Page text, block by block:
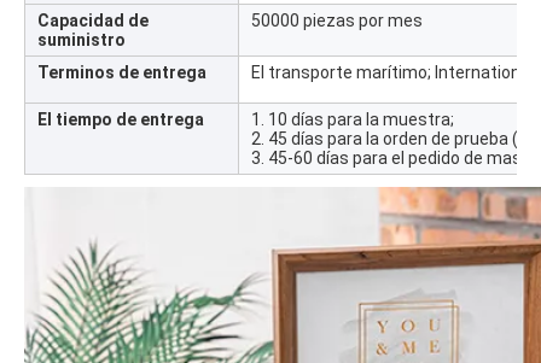
Capacidad de
suministro
50000 piezas por mes
Terminos de entrega El transporte marítimo; International
El tiempo de entrega
1. 10 días para la muestra;
2. 45 días para la orden de prueba
3. 45-60 días para el pedido de masa